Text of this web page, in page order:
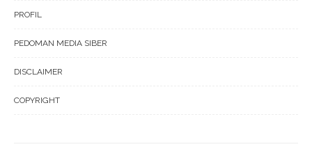
PROFIL
PEDOMAN MEDIA SIBER
DISCLAIMER
COPYRIGHT